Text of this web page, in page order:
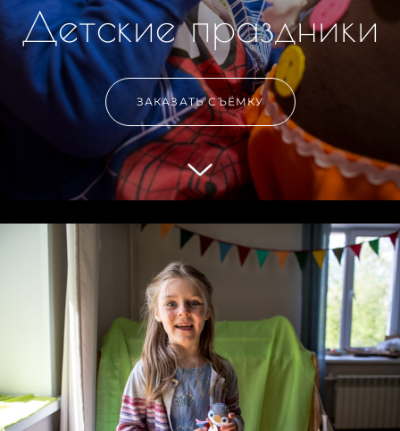
Детские праздники
ЗАКАЗАТЬ СЪЁМКУ